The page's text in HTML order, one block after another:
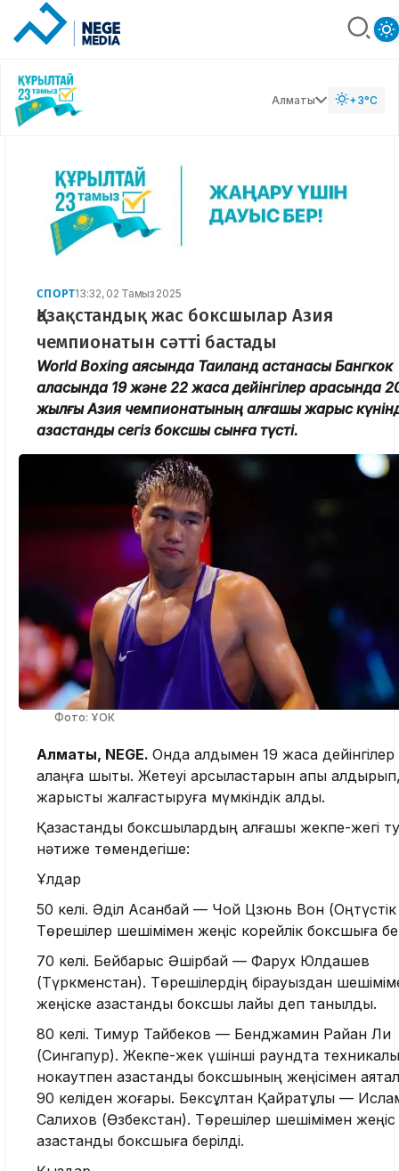
Алматы +3°C
СПОРТ13:32, 02 Тамыз 2025
Қазақстандық жас боксшылар Азия
чемпионатын сәтті бастады
World Boxing аясында Таиланд астанасы Бангкок
қаласында 19 және 22 жасқа дейінгілер арасында
жылғы Азия чемпионатының алғашқы жарыс
қазақстандық сегіз боксшы сынға түсті.
Фото: ҰОК
Алматы, NEGE. Онда алдымен 19 жасқа
алаңға шықты. Жетеуі қарсыластарын қапы
жарысты жалғастыруға мүмкіндік алды.
Қазақстандық боксшылардың алғашқы жекпе-жегі
нәтиже төмендегіше:
Ұлдар
50 келі. Әділ Асқанбай — Чой Цзюнь Вон
Төрешілер шешімімен жеңіс корейлік боксшыға
70 келі. Бейбарыс Әшірбай — Фарух Юлдашев
(Түркменстан). Төрешілердің бірауыздан
жеңіске қазақстандық боксшы лайық деп танылды.
80 келі. Тимур Тайбеков — Бенджамин Райан Ли
(Сингапур). Жекпе-жек үшінші раундта техникалық
нокаутпен қазақстандық боксшының жеңісімен
90 келіден жоғары. Бексұлтан Қайратұлы —
Салихов (Өзбекстан). Төрешілер шешімімен жеңіс
қазақстандық боксшыға берілді.